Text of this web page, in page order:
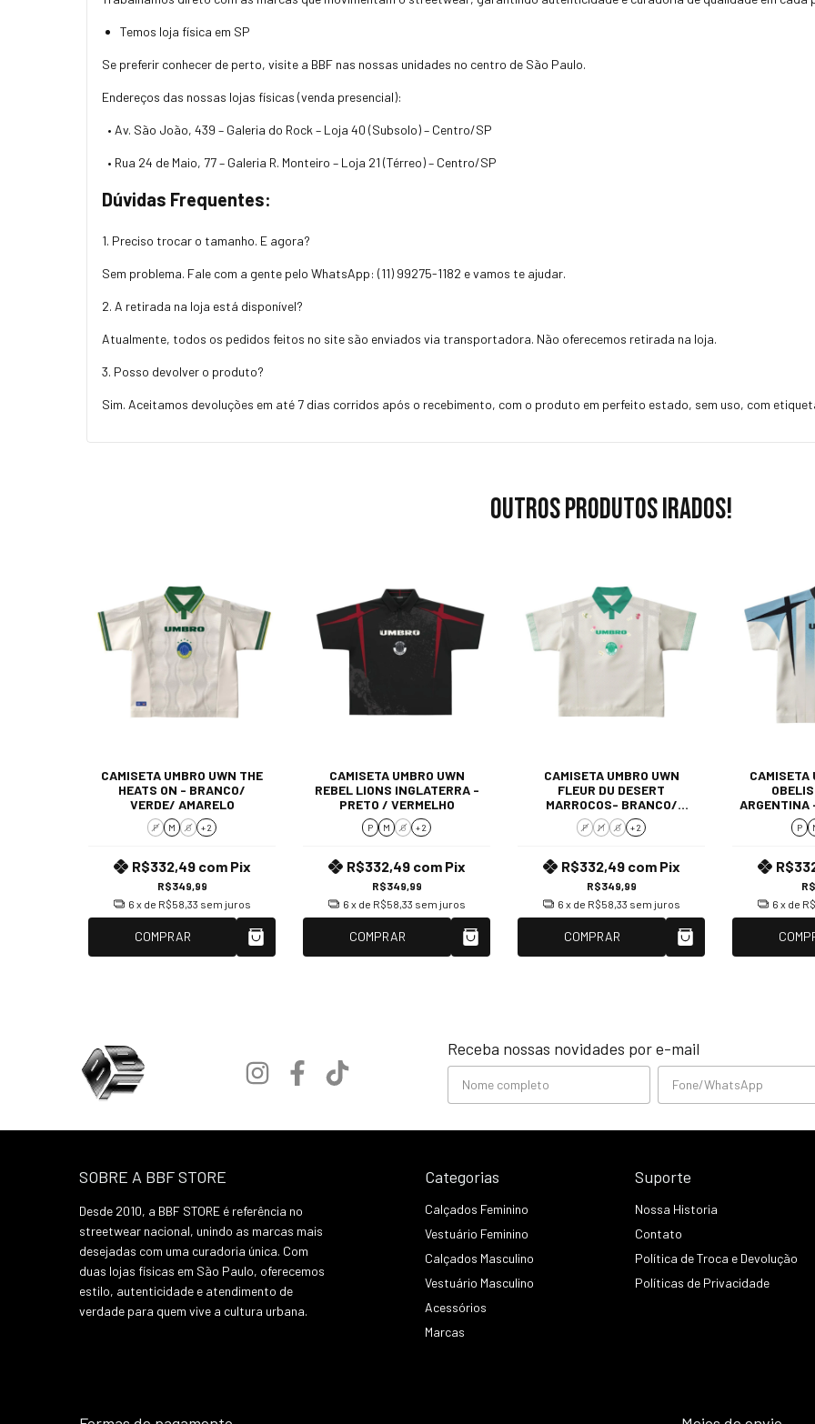
Temos loja física em SP
Se preferir conhecer de perto, visite a BBF nas nossas unidades no centro de São Paulo.
Endereços das nossas lojas físicas (venda presencial):
• Av. São João, 439 – Galeria do Rock – Loja 40 (Subsolo) – Centro/SP
• Rua 24 de Maio, 77 – Galeria R. Monteiro – Loja 21 (Térreo) – Centro/SP
Dúvidas Frequentes:
1. Preciso trocar o tamanho. E agora?
Sem problema. Fale com a gente pelo WhatsApp: (11) 99275-1182 e vamos te ajudar.
2. A retirada na loja está disponível?
Atualmente, todos os pedidos feitos no site são enviados via transportadora. Não oferecemos retirada na loja.
3. Posso devolver o produto?
Sim. Aceitamos devoluções em até 7 dias corridos após o recebimento, com o produto em perfeito estado, sem uso, com
Outros produtos irados!
CAMISETA UMBRO UWN THE
HEATS ON - BRANCO/
VERDE/ AMARELO
P M G + 2
R$349,99
R$332,49 com Pix
6 x de R$58,33 sem juros
COMPRAR
CAMISETA UMBRO UWN
REBEL LIONS INGLATERRA -
PRETO / VERMELHO
P M G + 2
R$349,99
R$332,49 com Pix
6 x de R$58,33 sem juros
COMPRAR
CAMISETA UMBRO UWN
FLEUR DU DESERT
MARROCOS- BRANCO/
VERDE
P M G + 2
R$349,99
R$332,49 com Pix
6 x de R$58,33 sem juros
COMPRAR
CAMISETA
ARGENTINA
P
6 x de
Receba nossas novidades por e-mail
SOBRE A BBF STORE
Desde 2010, a BBF STORE é referência no
streetwear nacional, unindo as marcas mais
desejadas com uma curadoria única. Com
duas lojas físicas em São Paulo, oferecemos
estilo, autenticidade e atendimento de
verdade para quem vive a cultura urbana.
Categorias
Calçados Feminino
Vestuário Feminino
Calçados Masculino
Vestuário Masculino
Acessórios
Marcas
Suporte
Nossa Historia
Contato
Política de Troca e Devolução
Políticas de Privacidade